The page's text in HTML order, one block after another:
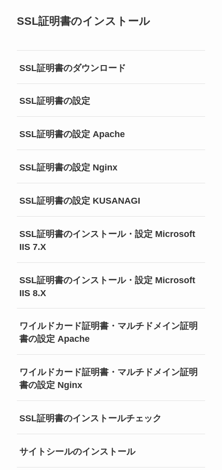
SSL証明書のインストール
SSL証明書のダウンロード
SSL証明書の設定
SSL証明書の設定 Apache
SSL証明書の設定 Nginx
SSL証明書の設定 KUSANAGI
SSL証明書のインストール・設定 Microsoft
IIS 7.X
SSL証明書のインストール・設定 Microsoft
IIS 8.X
ワイルドカード証明書・マルチドメイン証明
書の設定 Apache
ワイルドカード証明書・マルチドメイン証明
書の設定 Nginx
SSL証明書のインストールチェック
サイトシールのインストール